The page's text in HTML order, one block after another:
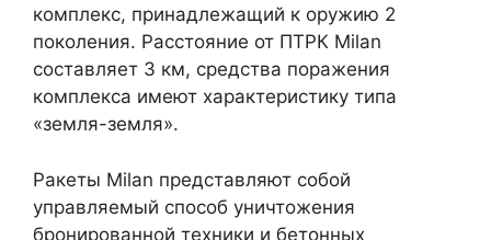
комплекс, принадлежащий к оружию 2
поколения. Расстояние от ПТРК Milan
составляет 3 км, средства поражения
комплекса имеют характеристику типа
«земля-земля».
Ракеты Milan представляют собой
управляемый способ уничтожения
бронированной техники и бетонных